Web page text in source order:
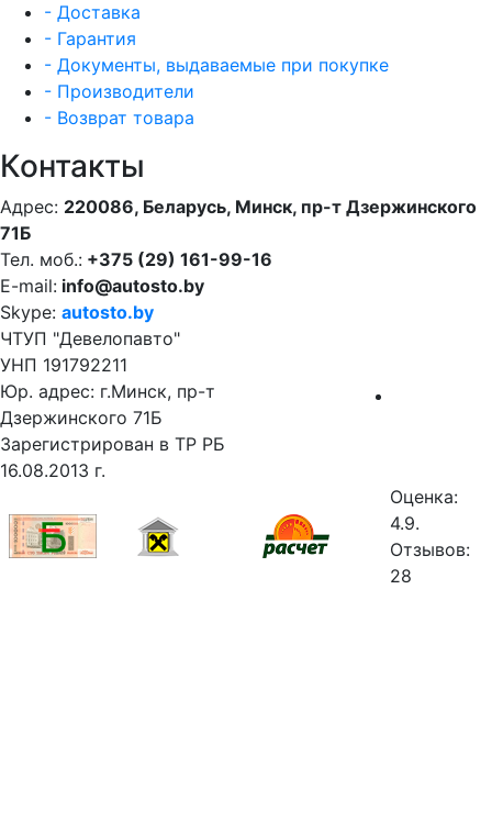
- Доставка
- Гарантия
- Документы, выдаваемые при покупке
- Производители
- Возврат товара
Контакты
Адрес: 220086, Беларусь, Минск, пр-т Дзержинского
71Б
Тел. моб.: +375 (29) 161-99-16
E-mail: info@autosto.by
Skype: autosto.by
ЧТУП "Девелопавто"
УНП 191792211
Юр. адрес: г.Минск, пр-т
Дзержинского 71Б
Зарегистрирован в ТР РБ
16.08.2013 г.
Оценка:
4.9.
Отзывов:
28